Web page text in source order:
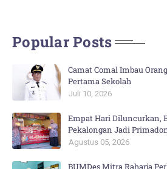
Popular Posts
Camat Comal Imbau
Pertama Sekolah
Juli 10, 2026
Empat Hari Diluncurkan,
Pekalongan Jadi
Agustus 05, 2026
BUMDes Mitra Raharja